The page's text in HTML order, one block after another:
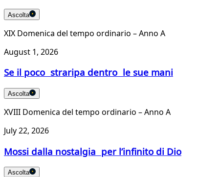
Ascolta
XIX Domenica del tempo ordinario – Anno A
August 1, 2026
Se il poco straripa dentro le sue mani
Ascolta
XVIII Domenica del tempo ordinario – Anno A
July 22, 2026
Mossi dalla nostalgia per l’infinito di Dio
Ascolta